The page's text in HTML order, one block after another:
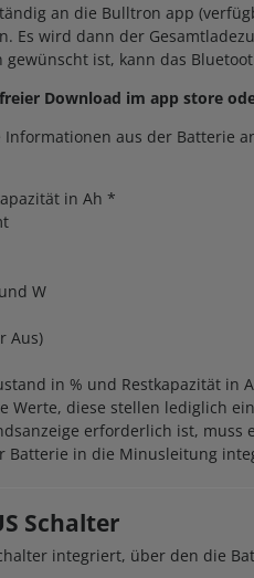
an die Bulltron app
Es wird dann der
ist, kann das
Download im app store
aus der Batterie
in Ah *
W
Aus)
in % und Restkapazität in
Werte, diese stellen lediglich
erforderlich ist, muss
Batterie in die Minusleitung
Schalter
integriert, über den die